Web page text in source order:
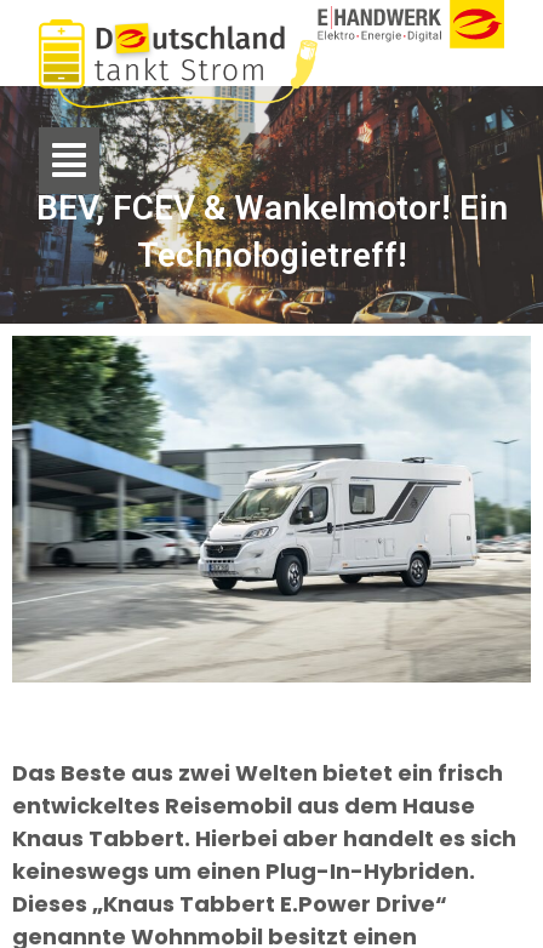
BEV, FCEV & Wankelmotor! Ein
Technologietreff!
Das Beste aus zwei Welten bietet ein frisch
entwickeltes Reisemobil aus dem Hause
Knaus Tabbert. Hierbei aber handelt es sich
keineswegs um einen Plug-In-Hybriden.
Dieses „Knaus Tabbert E.Power Drive“
genannte Wohnmobil besitzt einen